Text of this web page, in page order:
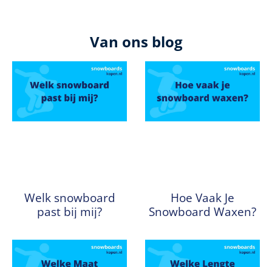
Van ons blog
Welk snowboard
past bij mij?
Hoe Vaak Je
Snowboard Waxen?